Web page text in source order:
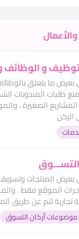
و الوظائف
ما يتعلق
طلبات المندوبات
الصغيرة ،
المنتجات
الموقع فقط .
تجارية تتم عن طريق
أركان التسوق